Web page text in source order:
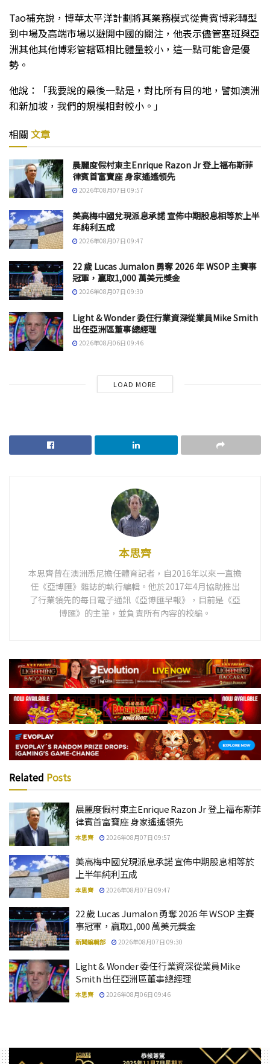
Tao補充說，博華太平洋計劃將其業務模式從貴賓博彩轉型
到中場及高端市場以避開中國的關注，他表示儘管塞班與亞
洲其他其他博彩管轄區相比體量較小，這一點可能會是優
勢。
他說：「我要說的最後一點是，對比所有目的地，譬如澳洲
和新加坡，我們的規模相對較小。」
相關 文章
晨麗度假村東主Enrique Razon Jr 登上福布斯菲
律賓首富寶座 身家遙遙領先
2026年08月07日 09:57
美高梅中國兌現派息承諾 宣佈中期股息相等於上半
年純利五成
2026年08月07日 09:47
22 歲 Lucas Jumalon 勇奪 2026 年 WSOP 主賽事
冠軍，贏取1,000 萬美元獎金
2026年08月07日 09:30
Light & Wonder 委任行業資深從業員Mike Smith
出任亞洲區董事總經理
2026年08月06日 09:46
LOAD MORE
本思齊
本思齊曾在澳洲悉尼擔任體育記者，自2016年以來一直擔
任《亞博匯》雜誌的執行編輯。他於2017年4月協助推出
了行業領先的每日電子通訊《亞博匯早報》，目前是《亞
博匯》的主筆，並負責所有內容的校編。
Related Posts
晨麗度假村東主Enrique Razon Jr 登上福布斯菲
律賓首富寶座 身家遙遙領先
本思齊 2026年08月07日 09:57
美高梅中國兌現派息承諾 宣佈中期股息相等於
上半年純利五成
本思齊 2026年08月07日 09:47
22 歲 Lucas Jumalon 勇奪 2026 年 WSOP 主賽
事冠軍，贏取1,000 萬美元獎金
新聞編輯部 2026年08月07日 09:30
Light & Wonder 委任行業資深從業員Mike
Smith 出任亞洲區董事總經理
本思齊 2026年08月06日 09:46